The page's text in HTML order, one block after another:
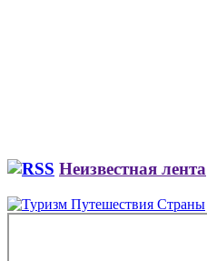
Неизвестная лента